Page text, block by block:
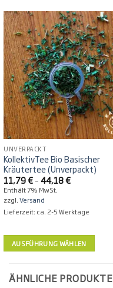
UNVERPACKT
KollektivTee Bio Basischer
Kräutertee (Unverpackt)
11,79€ – 44,18€Preisspanne:
11,79 €
Enthält 7% MwSt.
zzgl.Versand
Lieferzeit: ca. 2-5 Werktage
AUSFÜHRUNG WÄHLEN
weist
ÄHNLICHE PRODUKTE